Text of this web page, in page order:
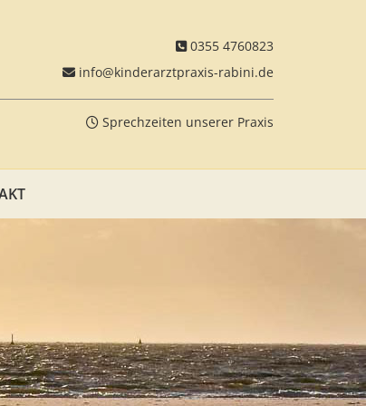
 0355 4760823
 info@kinderarztpraxis-rabini.de
 Sprechzeiten unserer Praxis